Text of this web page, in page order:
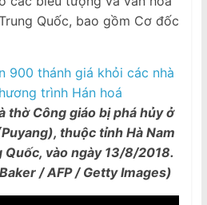
Quốc, bao gồm Cơ đốc
thờ Công giáo bị phá hủy ở
thuộc tỉnh Hà Nam
vào ngày 13/8/2018.
/ AFP / Getty Images)